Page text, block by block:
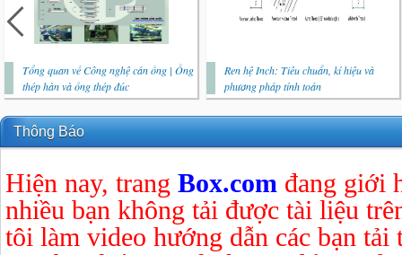
Tổng quan về Công nghệ cán ống | Ống
thép hàn và ống thép đúc
Ren hệ Inch: Tiêu chuẩn, kí hiệu và
phương pháp tính toán
Thông Báo
Hiện nay, trang Box.com đang giới
nhiều bạn không tải được tài liệu
tôi làm video hướng dẫn các bạn tải